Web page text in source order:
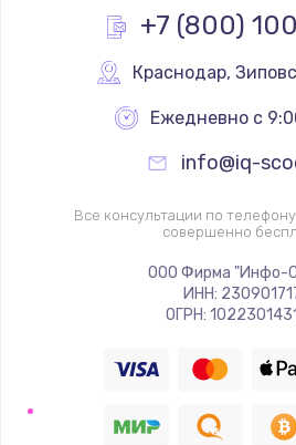
+7 (800)
Краснодар,
Ежедневно с
info@iq-
Все консультации по
совершенно
ООО Фирма "Инфо-
ИНН:
ОГРН: